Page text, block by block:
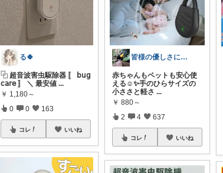
る🍀
⿻ 超音波害虫駆除器 〚 𝖻𝗎𝗀
𝖼𝖺𝗋𝖾 〛 ＼ 最安値 ...
￥ 1,180～
0 0 163
コレ いいね
皆様の優しさに感謝です✨happyミルク
赤ちゃんもペットも安心使
える☺️✨手のひらサイズの
小ささと軽さ ...
￥ 880～
2 4 637
コレ いいね